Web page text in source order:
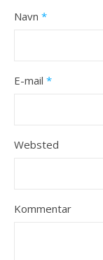
Navn *
E-mail *
Websted
Kommentar